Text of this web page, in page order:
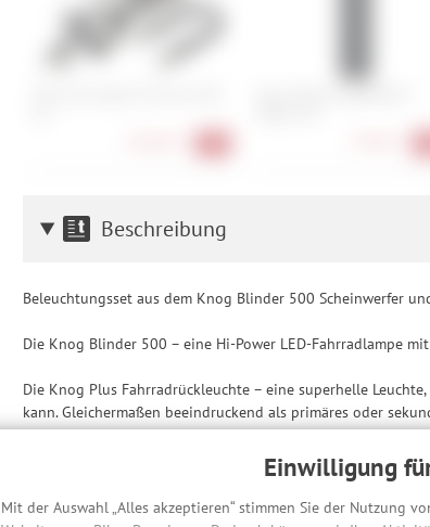
Einwilligung
Mit der Auswahl „Alles akzeptieren“ stimmen Sie der Nutzung
Beschreibung
Beleuchtungsset aus dem Knog Blinder 500 Scheinwerfer
Die Knog Blinder 500 – eine Hi-Power LED-Fahrradlampe
Die Knog Plus Fahrradrückleuchte – eine superhelle
kann. Gleichermaßen beeindruckend als primäres oder
gleichermaßen.
Hi-Power LED-Fahrradlampe mit USB-Aufladung sowie